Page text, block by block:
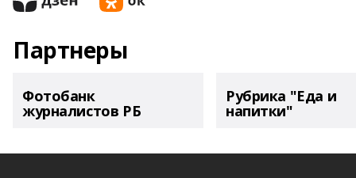
Партнеры
Фотобанк
журналистов РБ
Рубрика "Еда и
напитки"